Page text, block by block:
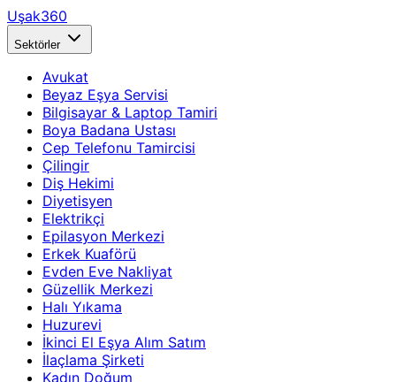
Uşak360
Sektörler
Avukat
Beyaz Eşya Servisi
Bilgisayar & Laptop Tamiri
Boya Badana Ustası
Cep Telefonu Tamircisi
Çilingir
Diş Hekimi
Diyetisyen
Elektrikçi
Epilasyon Merkezi
Erkek Kuaförü
Evden Eve Nakliyat
Güzellik Merkezi
Halı Yıkama
Huzurevi
İkinci El Eşya Alım Satım
İlaçlama Şirketi
Kadın Doğum